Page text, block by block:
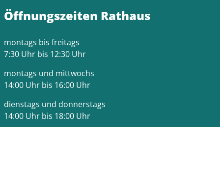
Öffnungszeiten Rathaus
montags bis freitags
7:30 Uhr bis 12:30 Uhr
montags und mittwochs
14:00 Uhr bis 16:00 Uhr
dienstags und donnerstags
14:00 Uhr bis 18:00 Uhr